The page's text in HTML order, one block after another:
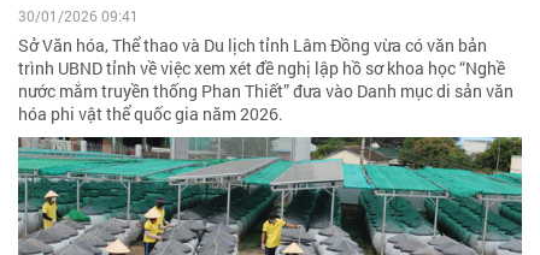
30/01/2026 09:41
Sở Văn hóa, Thể thao và Du lịch tỉnh Lâm Đồng vừa có văn bản
trình UBND tỉnh về việc xem xét đề nghị lập hồ sơ khoa học “Nghề
nước mắm truyền thống Phan Thiết” đưa vào Danh mục di sản văn
hóa phi vật thể quốc gia năm 2026.